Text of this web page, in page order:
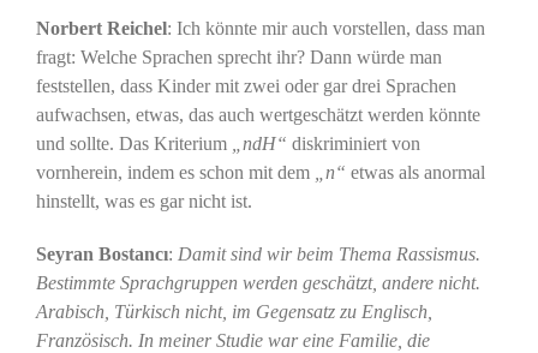
Norbert Reichel: Ich könnte mir auch vorstellen, dass man
fragt: Welche Sprachen sprecht ihr? Dann würde man
feststellen, dass Kinder mit zwei oder gar drei Sprachen
aufwachsen, etwas, das auch wertgeschätzt werden könnte
und sollte. Das Kriterium
„ndH“ diskriminiert von
vornherein, indem es schon mit dem
„n“ etwas als anormal
hinstellt, was es gar nicht ist.
Seyran Bostancı: Damit sind wir beim Thema Rassismus.
Bestimmte Sprachgruppen werden geschätzt, andere nicht.
Arabisch, Türkisch nicht, im Gegensatz zu Englisch,
Französisch. In meiner Studie war eine Familie, die